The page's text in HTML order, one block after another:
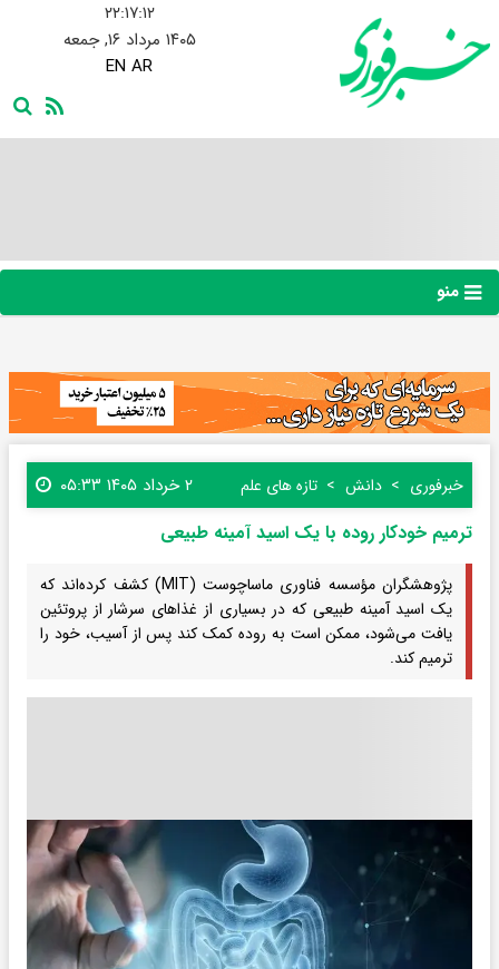
۲۲:۱۷:۱۳
۱۴۰۵ مرداد ۱۶, جمعه
EN AR
منو
خبرفوری دانش تازه های علم ۲ خرداد ۱۴۰۵ ۰۵:۳۳
ترمیم خودکار روده با یک اسید آمینه طبیعی
پژوهشگران مؤسسه فناوری ماساچوست (MIT) کشف کرده‌اند که
یک اسید آمینه طبیعی که در بسیاری از غذاهای سرشار از پروتئین
یافت می‌شود، ممکن است به روده کمک کند پس از آسیب، خود را
ترمیم کند.